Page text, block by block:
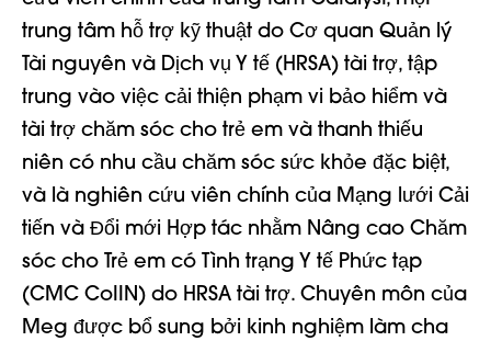
trung tâm hỗ trợ kỹ thuật do Cơ quan Quản lý
Tài nguyên và Dịch vụ Y tế (HRSA) tài trợ, tập
trung vào việc cải thiện phạm vi bảo hiểm và
tài trợ chăm sóc cho trẻ em và thanh thiếu
niên có nhu cầu chăm sóc sức khỏe đặc biệt,
và là nghiên cứu viên chính của Mạng lưới Cải
tiến và Đổi mới Hợp tác nhằm Nâng cao Chăm
sóc cho Trẻ em có Tình trạng Y tế Phức tạp
(CMC CoIIN) do HRSA tài trợ. Chuyên môn của
Meg được bổ sung bởi kinh nghiệm làm cha